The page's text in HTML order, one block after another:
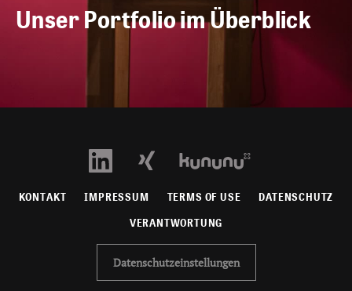
Unser Portfolio im Überblick
KONTAKT IMPRESSUM TERMS OF USE DATENSCHUTZ
VERANTWORTUNG
Datenschutzeinstellungen